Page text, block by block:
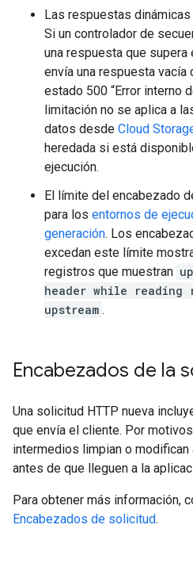
Las respuestas
Si un controlador de
una respuesta que
envía una respuesta vacía
estado 500 “Error interno
limitación no se aplica a
datos desde Cloud
heredada si está
ejecución.
El límite del encabezado
para los entornos de
generación. Los
excedan este límite
registros que muestran
header while reading
upstream .
Encabezados de la
Una solicitud HTTP nueva
que envía el cliente. Por
intermedios limpian o
antes de que lleguen a la
Para obtener más información,
Encabezados de solicitud.